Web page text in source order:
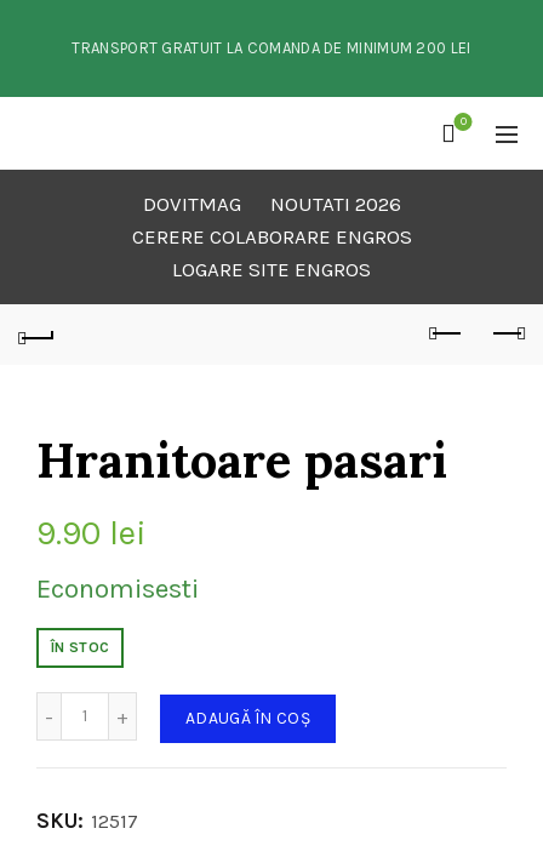
TRANSPORT GRATUIT LA COMANDA DE MINIMUM 200 LEI
0
DOVITMAG
NOUTATI 2026
CERERE COLABORARE ENGROS
LOGARE SITE ENGROS
Hranitoare pasari
9.90 lei
Economisesti
ÎN STOC
ADAUGĂ ÎN COȘ
SKU: 12517